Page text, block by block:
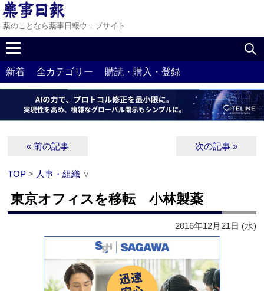
薬のことなら薬事日報ウェブサイト
新着 全カテゴリー 購読・購入・登録
« 前の記事 次の記事 »
TOP > 人事・組織 ∨
東京オフィスを移転 小林製薬
2016年12月21日 (水)